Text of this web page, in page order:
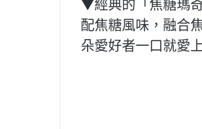
▼經典的「焦糖瑪
配焦糖風味，融合
朵愛好者一口就愛